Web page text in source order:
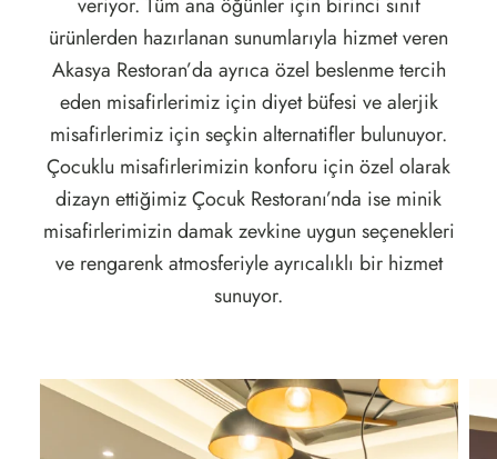
ürünlerden hazırlanan sunumlarıyla hizmet veren
Akasya Restoran’da ayrıca özel beslenme tercih
eden misafirlerimiz için diyet büfesi ve alerjik
misafirlerimiz için seçkin alternatifler bulunuyor.
Çocuklu misafirlerimizin konforu için özel olarak
dizayn ettiğimiz Çocuk Restoranı’nda ise minik
misafirlerimizin damak zevkine uygun seçenekleri
ve rengarenk atmosferiyle ayrıcalıklı bir hizmet
sunuyor.